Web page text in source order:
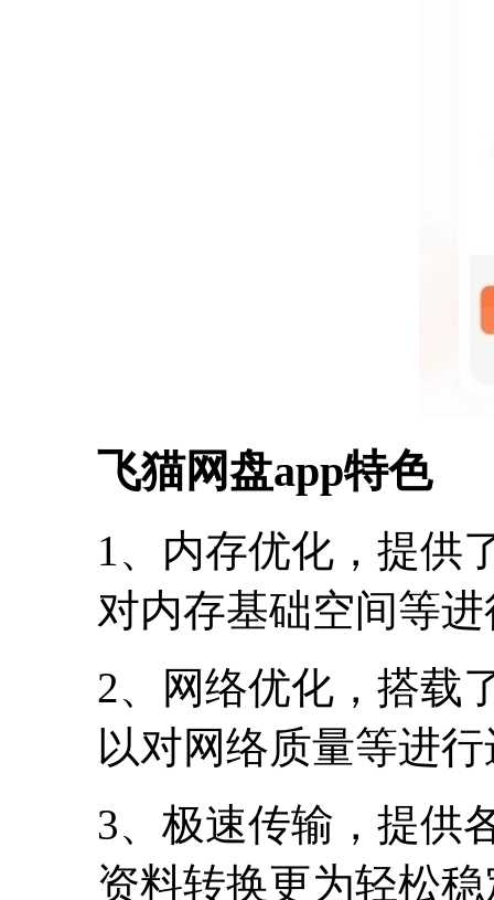
飞猫网盘app特色
1、内存优化，提供
对内存基础空间等
2、网络优化，搭载
以对网络质量等进
3、极速传输，提供
资料转换更为轻松